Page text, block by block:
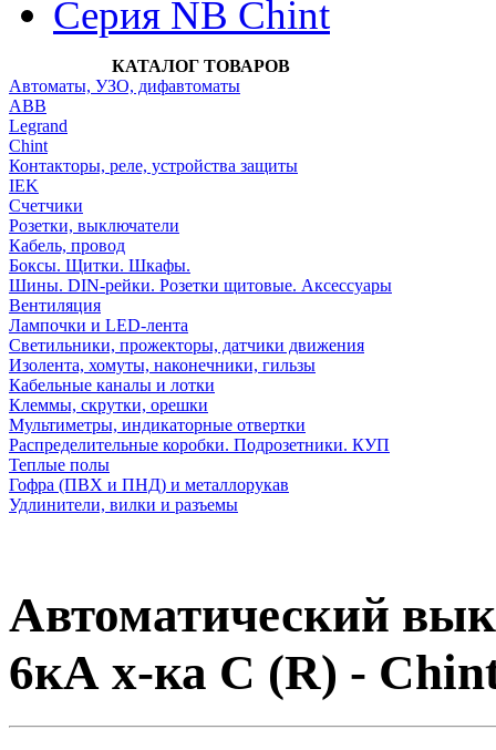
Серия NB Chint
КАТАЛОГ ТОВАРОВ
Автоматы, УЗО, дифавтоматы
АВВ
Legrand
Chint
Контакторы, реле, устройства защиты
IEK
Счетчики
Розетки, выключатели
Кабель, провод
Боксы. Щитки. Шкафы.
Шины. DIN-рейки. Розетки щитовые. Аксессуары
Вентиляция
Лампочки и LED-лента
Светильники, прожекторы, датчики движения
Изолента, хомуты, наконечники, гильзы
Кабельные каналы и лотки
Клеммы, скрутки, орешки
Мультиметры, индикаторные отвертки
Распределительные коробки. Подрозетники. КУП
Теплые полы
Гофра (ПВХ и ПНД) и металлорукав
Удлинители, вилки и разъемы
Автоматический
6кА х-ка C (R) -